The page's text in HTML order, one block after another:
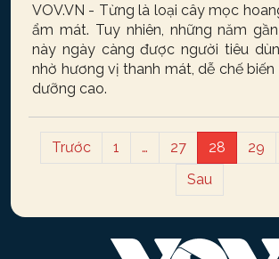
VOV.VN - Từng là loại cây mọc
ẩm mát. Tuy nhiên, những năm
này ngày càng được người tiêu
nhờ hương vị thanh mát, dễ chế biến
dưỡng cao.
Trước 1 … 27 28 29
Sau